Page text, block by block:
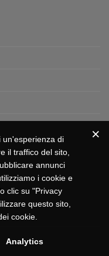
un'esperienza di
il traffico del sito,
annunci
i cookie e
clic su "Privacy
questo sito,
cookie.
Analytics